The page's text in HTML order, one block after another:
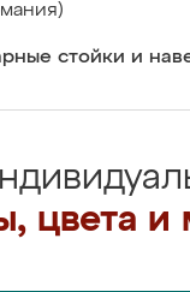
стойки и
цвета и